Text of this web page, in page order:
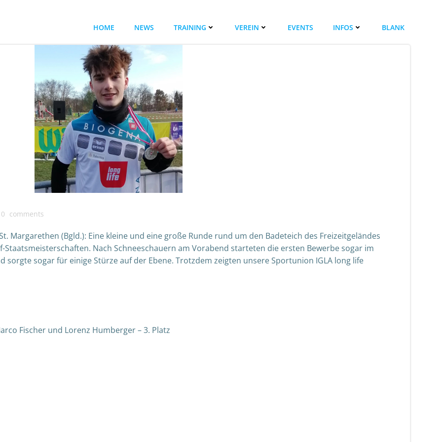
HOME NEWS TRAINING VEREIN EVENTS INFOS BLANK
0 comments
Margarethen (Bgld.): Eine kleine und eine große Runde rund um den Badeteich des Freizeitgeländes
Nach Schneeschauern am Vorabend starteten die ersten Bewerbe sogar im
sorgte sogar für einige Stürze auf der Ebene. Trotzdem zeigten unsere Sportunion IGLA long life
Fischer und Lorenz Humberger – 3. Platz